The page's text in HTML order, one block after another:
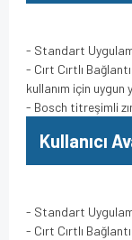
- Standart
- Cırt Cırtlı
kullanım için
- Bosch titreşimli
Kullanıcı
- Standart
- Cırt Cırtlı